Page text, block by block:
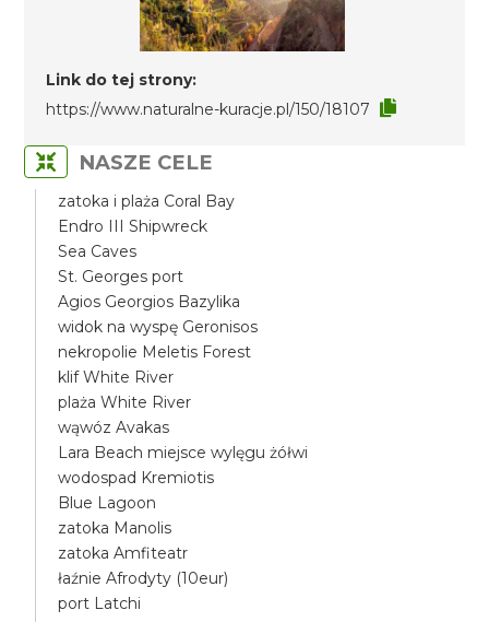
Link do tej strony:
https://www.naturalne-kuracje.pl/150/18107
NASZE CELE
zatoka i plaża Coral Bay
Endro III Shipwreck
Sea Caves
St. Georges port
Agios Georgios Bazylika
widok na wyspę Geronisos
nekropolie Meletis Forest
klif White River
plaża White River
wąwóz Avakas
Lara Beach miejsce wylęgu żółwi
wodospad Kremiotis
Blue Lagoon
zatoka Manolis
zatoka Amfiteatr
łaźnie Afrodyty (10eur)
port Latchi